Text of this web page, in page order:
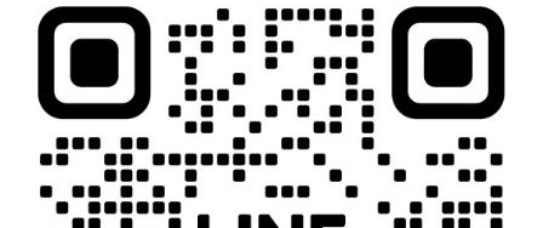
2.基於同意付款使用「大哥付你分期」之契約關係目的，商店將以您的個人
資料（包含姓名、電話或地址）提供予台灣大哥大進項蒐集、處理及利用，
由本公司與您本人進行分期帳單所需資料之確認、核對及更正。
3.完整用戶服務條款，請詳閱以下連結：
https://oppay.tw/userRule
※ 交易是否成功請以「AFTEE先享後付 」之結帳頁面顯示為準，若有關於
是否繳費成功／繳費後需取消欲退款等相關疑問，請聯繫「AFTEE先享後付
https://netprotections.freshdesk.com/support/home
【注意事項】
１．透過由恩沛科技股份有限公司提供之「AFTEE先享後付」服務完成之交
易，需依本服務之必要範圍內提供個人資料，並將交易相關給付款項請求債
權轉讓予恩沛科技股份有限公司。
２．關於個人資料處理事宜，請瀏覽以下網址：
https://aftee.tw/terms/#terms3